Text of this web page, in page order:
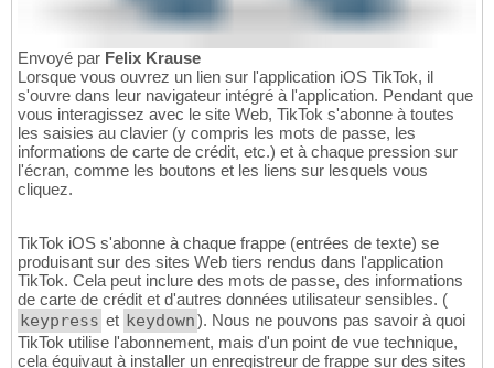
Envoyé par Felix Krause
Lorsque vous ouvrez un lien sur l'application iOS TikTok, il
s'ouvre dans leur navigateur intégré à l'application. Pendant que
vous interagissez avec le site Web, TikTok s'abonne à toutes
les saisies au clavier (y compris les mots de passe, les
informations de carte de crédit, etc.) et à chaque pression sur
l'écran, comme les boutons et les liens sur lesquels vous
cliquez.
TikTok iOS s'abonne à chaque frappe (entrées de texte) se
produisant sur des sites Web tiers rendus dans l'application
TikTok. Cela peut inclure des mots de passe, des informations
de carte de crédit et d'autres données utilisateur sensibles. (
keypress et keydown). Nous ne pouvons pas savoir à quoi
TikTok utilise l'abonnement, mais d'un point de vue technique,
cela équivaut à installer un enregistreur de frappe sur des sites